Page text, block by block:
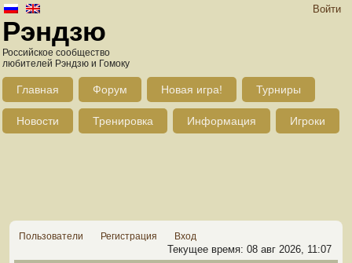
Войти
Рэндзю
Российское сообщество
любителей Рэндзю и Гомоку
Главная Форум Новая игра! Турниры
Новости Тренировка Информация Игроки
Пользователи Регистрация Вход
Текущее время: 08 авг 2026, 11:07